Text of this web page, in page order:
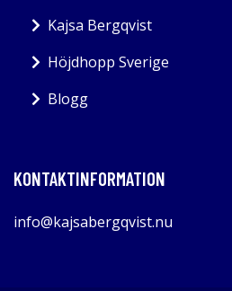
Kajsa Bergqvist
Höjdhopp Sverige
Blogg
KONTAKTINFORMATION
info@kajsabergqvist.nu